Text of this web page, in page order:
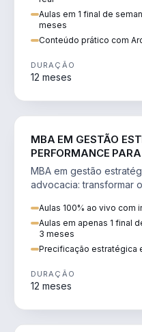
Aulas em 1 final de
meses
Conteúdo prático com
DURAÇÃO
12 meses
MBA EM GESTÃO
PERFORMANCE
MBA em gestão
advocacia: transformar
Aulas 100% ao vivo com
Aulas em apenas 1 final
3 meses
Precificação estratégica
DURAÇÃO
12 meses